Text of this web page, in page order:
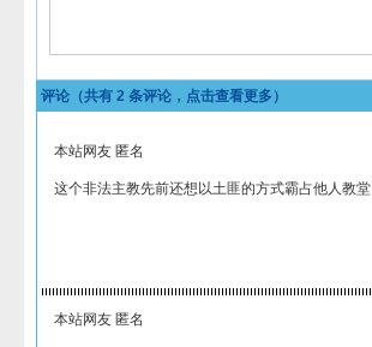
评论（共有 2 条评论，点击查看更多）
本站网友 匿名
这个非法主教先前还想以土匪的方式霸占他人教堂
本站网友 匿名